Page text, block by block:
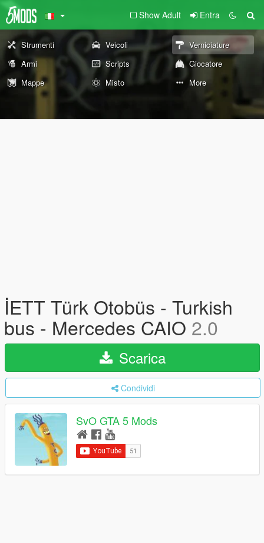
Show Adult Entra
Strumenti Veicoli
Verniciature
Armi
Scripts
Giocatore
Mappe
Misto More
İETT Türk Otobüs - Turkish
bus - Mercedes CAIO 2.0
Scarica
Condividi
SvO GTA 5 Mods